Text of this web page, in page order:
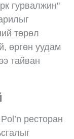
гурвалжин"
төрөл
өргөн уудам
тайван
ресторан